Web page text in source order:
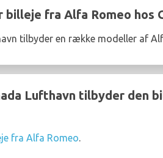
fra Alfa Romeo hos
tilbyder en række modeller af
Lufthavn tilbyder den
fra Alfa Romeo